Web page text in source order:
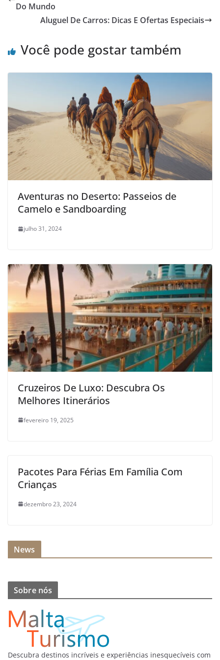
Do Mundo
Aluguel De Carros: Dicas E Ofertas Especiais
Você pode gostar também
Aventuras no Deserto: Passeios de
Camelo e Sandboarding
julho 31, 2024
Cruzeiros De Luxo: Descubra Os
Melhores Itinerários
fevereiro 19, 2025
Pacotes Para Férias Em Família Com
Crianças
dezembro 23, 2024
News
Sobre nós
Descubra destinos incríveis e experiências inesquecíveis com